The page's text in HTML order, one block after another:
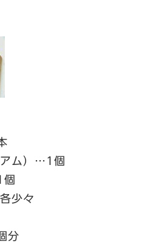
アム）…1個
個
少々
分